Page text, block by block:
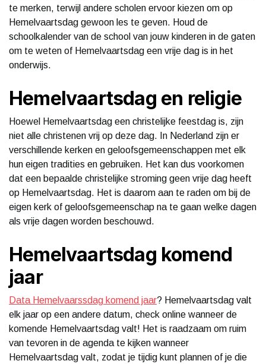
te merken, terwijl andere scholen ervoor kiezen om op
Hemelvaartsdag gewoon les te geven. Houd de
schoolkalender van de school van jouw kinderen in de gaten
om te weten of Hemelvaartsdag een vrije dag is in het
onderwijs.
Hemelvaartsdag en religie
Hoewel Hemelvaartsdag een christelijke feestdag is, zijn
niet alle christenen vrij op deze dag. In Nederland zijn er
verschillende kerken en geloofsgemeenschappen met elk
hun eigen tradities en gebruiken. Het kan dus voorkomen
dat een bepaalde christelijke stroming geen vrije dag heeft
op Hemelvaartsdag. Het is daarom aan te raden om bij de
eigen kerk of geloofsgemeenschap na te gaan welke dagen
als vrije dagen worden beschouwd.
Hemelvaartsdag komend
jaar
Data Hemelvaarssdag komend jaar? Hemelvaartsdag valt
elk jaar op een andere datum, check online wanneer de
komende Hemelvaartsdag valt! Het is raadzaam om ruim
van tevoren in de agenda te kijken wanneer
Hemelvaartsdag valt, zodat je tijdig kunt plannen of je die